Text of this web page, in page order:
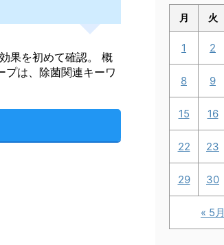
果を初めて確認。 概
プは、除菌関連キーワ
月 火
« 5月
1 2
8 9
15 16
22 23
29 30